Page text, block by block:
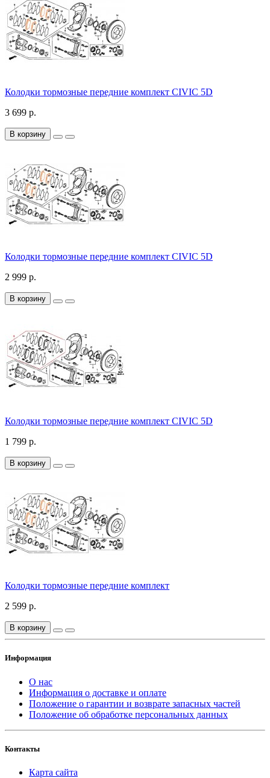
Колодки тормозные передние комплект CIVIC 5D
3 699 р.
В корзину
Колодки тормозные передние комплект CIVIC 5D
2 999 р.
В корзину
Колодки тормозные передние комплект CIVIC 5D
1 799 р.
В корзину
Колодки тормозные передние комплект
2 599 р.
В корзину
Информация
О нас
Информация о доставке и оплате
Положение о гарантии и возврате запасных частей
Положение об обработке персональных данных
Контакты
Карта сайта